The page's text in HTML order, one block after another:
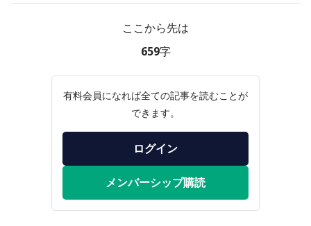
ここから先は
659字
有料会員になれば全ての記事を読むことが
できます。
ログイン
メンバーシップ購読